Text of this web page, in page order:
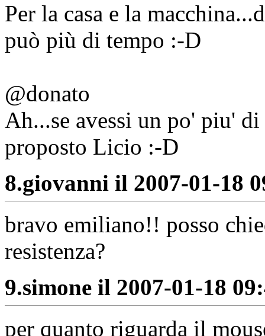
Per la casa e la
può più di tempo :-D
@donato
Ah...se avessi un po' piu'
proposto Licio :-D
8.giovanni il 2007-01-18
bravo emiliano!! posso
resistenza?
9.simone il 2007-01-18
per quanto riguarda il